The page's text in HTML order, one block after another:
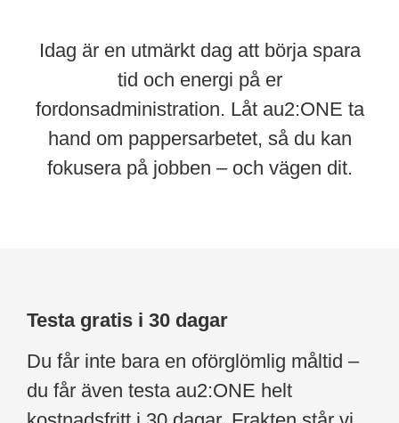
Idag är en utmärkt dag att börja spara
tid och energi på er
fordonsadministration. Låt au2:ONE ta
hand om pappersarbetet, så du kan
fokusera på jobben – och vägen dit.
Testa gratis i 30 dagar
Du får inte bara en oförglömlig måltid –
du får även testa au2:ONE helt